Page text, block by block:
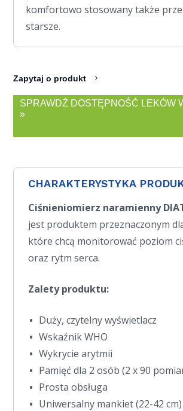
komfortowo stosowany także
starsze.
Zapytaj o produkt
SPRAWDŹ DOSTĘPNOŚĆ LEKÓW
»
CHARAKTERYSTYKA
Ciśnieniomierz naramienny
jest produktem przeznaczonym
które chcą monitorować poziom
oraz rytm serca.
Zalety produktu:
Duży, czytelny wyświetlacz
Wskaźnik WHO
Wykrycie arytmii
Pamięć dla 2 osób (2 x 90
Prosta obsługa
Uniwersalny mankiet (22-42 cm)